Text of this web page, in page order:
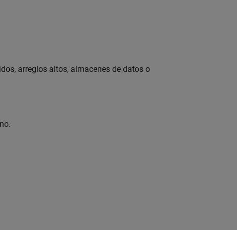
arreglos altos, almacenes de datos o